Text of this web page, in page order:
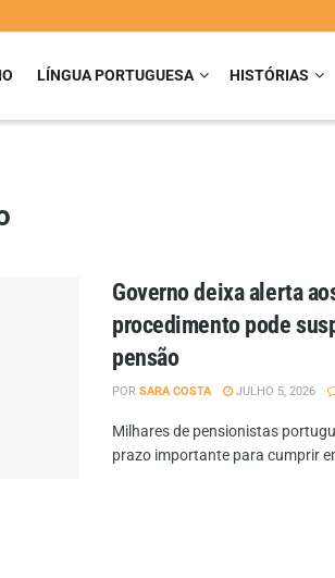
LÍNGUA PORTUGUESA HISTÓRIAS
Governo deixa alerta
procedimento pode
pensão
POR SARA COSTA JULHO 5, 2026
Milhares de pensionistas
prazo importante para cumprir